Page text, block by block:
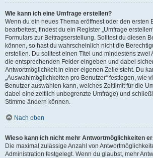
Wie kann ich eine Umfrage erstellen?
Wenn du ein neues Thema eröffnest oder den ersten
bearbeitest, findest du ein Register „Umfrage
Formulars zur Beitragserstellung. Solltest du diesen
können, so hast du wahrscheinlich nicht die
erstellen. Du solltest einen Titel und mindestens zwei
die entsprechenden Felder eingeben und dabei
Antwortmöglichkeit in einer eigenen Zeile steht. Du
„Auswahlmöglichkeiten pro Benutzer“ festlegen, wie
Benutzer auswählen kann, welches Zeitlimit für die
dabei eine zeitlich unbegrenzte Umfrage) und
Stimme ändern können.
Nach oben
Wieso kann ich nicht mehr Antwortmöglichkeiten
Die maximal zulässige Anzahl von
Administration festgelegt. Wenn du glaubst, mehr